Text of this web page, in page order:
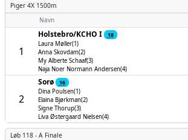
Piger 4X 1500m
Navn
1
Holstebro/­KCHO I
18
Laura Møller(1)
Anna Skovdam(2)
My Alberte Schaaf(3)
Naja Noer Normann Andersen(4)
2
Sorø
16
Dina Poulsen(1)
Elaina Bjørkman(2)
Signe Thorup(3)
Liva Østergaard Nielsen(4)
Løb 118 - A Finale